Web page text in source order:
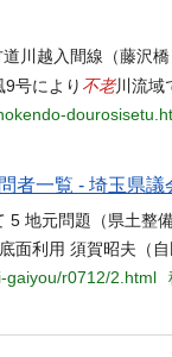
川越入間線（藤沢
号により 不老川流域
者一覧 - 埼玉県議
地元問題（県土整
面利用 須賀昭夫（
r0712/2.html